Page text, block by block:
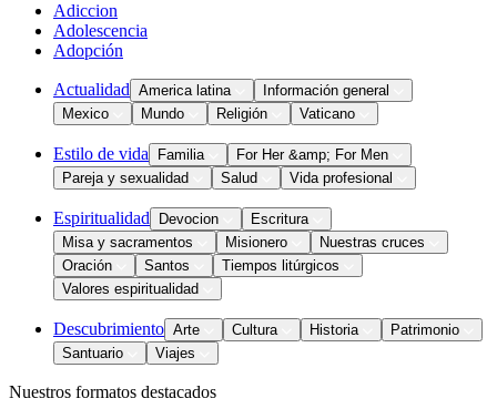
Adiccion
Adolescencia
Adopción
Actualidad America latina
Información general
Mexico
Mundo Religión Vaticano
Estilo de vida Familia
For Her &amp; For Men
Pareja y sexualidad
Salud Vida profesional
Espiritualidad Devocion
Escritura
Misa y sacramentos
Misionero
Nuestras cruces
Oración
Santos
Tiempos litúrgicos
Valores espiritualidad
Descubrimiento Arte Cultura Historia
Patrimonio
Santuario
Viajes
Nuestros formatos destacados